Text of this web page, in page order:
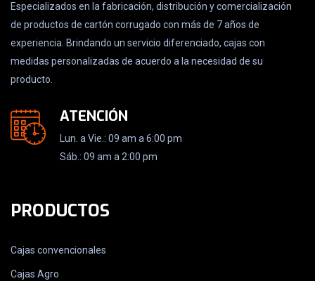
Especializados en la fabricación, distribución y comercialización
de productos de cartón corrugado con más de 7 años de
experiencia. Brindando un servicio diferenciado, cajas con
medidas personalizadas de acuerdo a la necesidad de su
producto.
ATENCIÓN
Lun. a Vie.: 09 am a 6:00 pm
Sáb.: 09 am a 2:00 pm
PRODUCTOS
Cajas convencionales
Cajas Agro